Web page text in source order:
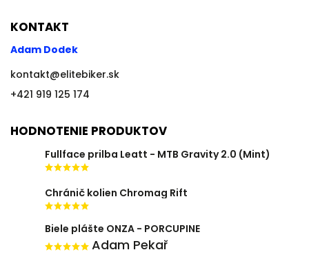
KONTAKT
Adam Dodek
kontakt@elitebiker.sk
+421 919 125 174
HODNOTENIE PRODUKTOV
Fullface prilba Leatt - MTB Gravity 2.0 (Mint)
Chránič kolien Chromag Rift
Biele plášte ONZA - PORCUPINE
Adam Pekař